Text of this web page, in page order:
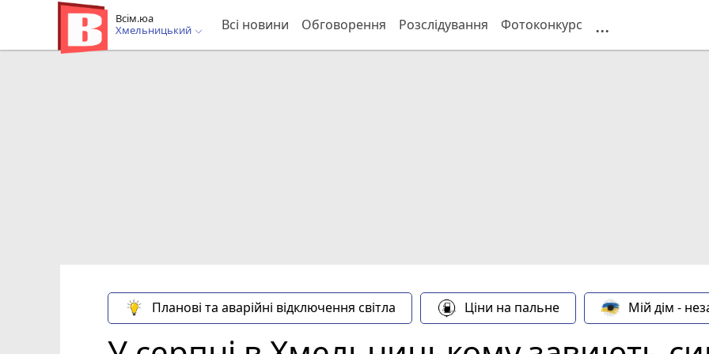
Всім.юа
Хмельницький
Всі новини Обговорення Розслідування Фотоконкурс ...
Планові та аварійні відключення світла Ціни на пальне Мій дім -